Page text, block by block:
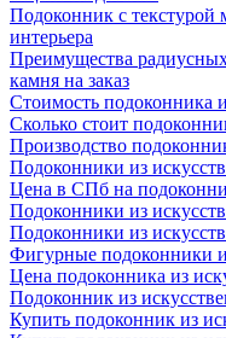
Подоконник с текстурой
интерьера
Преимущества
камня на заказ
Стоимость подоконника
Сколько стоит
Производство
Подоконники из
Цена в СПб на
Подоконники из
Подоконники из
Фигурные подоконники
Цена подоконника из
Подоконник из
Купить подоконник из